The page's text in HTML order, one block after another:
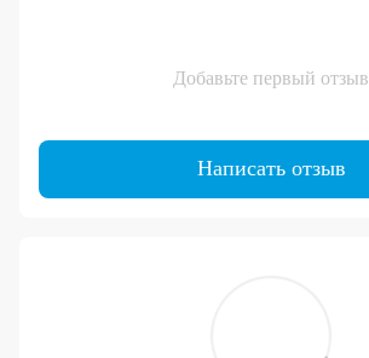
Добавьте первый отзыв
Написать отзыв